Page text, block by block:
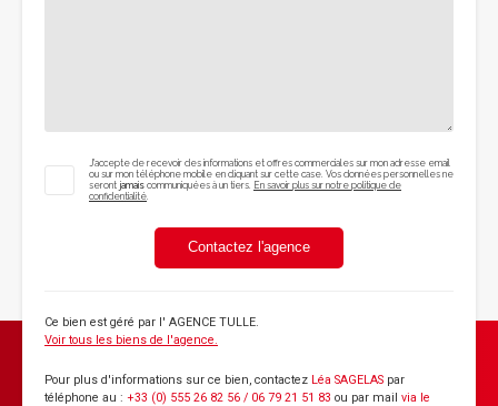
J'accepte de recevoir des informations et offres commerciales sur mon adresse email
ou sur mon téléphone mobile en cliquant sur cette case. Vos données personnelles ne
seront jamais communiquées à un tiers. En savoir plus sur notre politique de
confidentialité.
Contactez l'agence
Ce bien est géré par l' AGENCE TULLE.
Voir tous les biens de l'agence.
Pour plus d'informations sur ce bien, contactez Léa SAGELAS par
téléphone au : +33 (0) 555 26 82 56 / 06 79 21 51 83 ou par mail via le